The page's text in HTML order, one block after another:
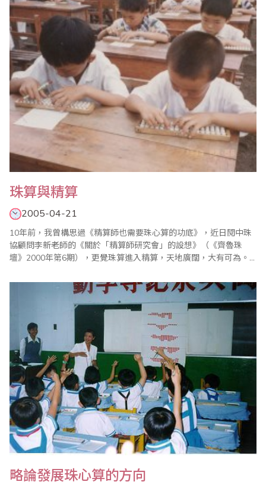
有一定的計算能力，以適應加強企業管理，提高財會、統計工作的
質量，以保證經濟核算工作的準..
珠算與精算
2005-04-21
10年前，我曾構思過《精算師也需要珠心算的功底》，近日閱中珠
協顧問李新老師的《關於「精算師研究會」的設想》（《齊魯珠
壇》2000年第6期），更覺珠算進入精算，天地廣闊，大有可為。
卓絕，對我國經濟、文化和科學發展起到了不可低估的作用。曾被
英國著名學者李約瑟譽為中國古代第5大發明。由於珠算具有良好的
實用計算、啟智教育和理..
略論發展珠心算的方向